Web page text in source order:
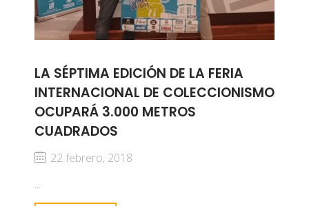
LA SÉPTIMA EDICIÓN DE LA FERIA
INTERNACIONAL DE COLECCIONISMO
OCUPARÁ 3.000 METROS
CUADRADOS
22 febrero, 2018
...